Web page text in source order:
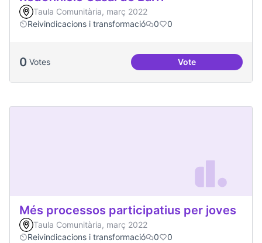
Taula Comunitària, març 2022
Reivindicacions i transformació
0 0
0 Votes VoteRedefinició Casal
Més processos participatius per joves
Taula Comunitària, març 2022
Reivindicacions i transformació
0 0